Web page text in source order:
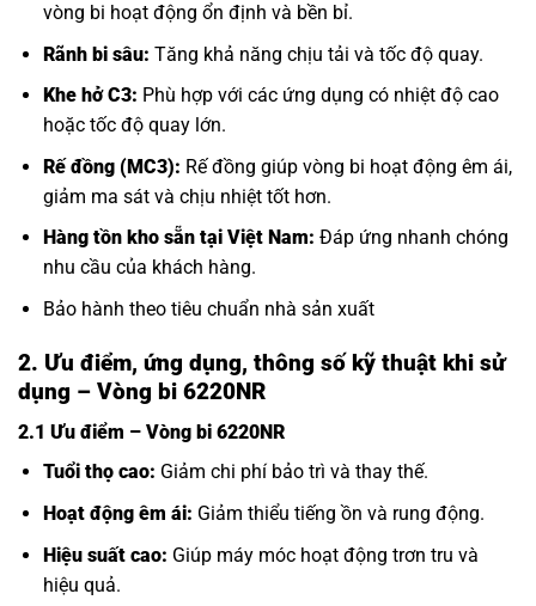
vòng bi hoạt động ổn định và bền bỉ.
Rãnh bi sâu: Tăng khả năng chịu tải và tốc độ quay.
Khe hở C3: Phù hợp với các ứng dụng có nhiệt độ cao
hoặc tốc độ quay lớn.
Rế đồng (MC3): Rế đồng giúp vòng bi hoạt động êm ái,
giảm ma sát và chịu nhiệt tốt hơn.
Hàng tồn kho sẵn tại Việt Nam: Đáp ứng nhanh chóng
nhu cầu của khách hàng.
Bảo hành theo tiêu chuẩn nhà sản xuất
2. Ưu điểm, ứng dụng, thông số kỹ thuật khi sử
dụng – Vòng bi 6220NR
2.1 Ưu điểm – Vòng bi 6220NR
Tuổi thọ cao: Giảm chi phí bảo trì và thay thế.
Hoạt động êm ái: Giảm thiểu tiếng ồn và rung động.
Hiệu suất cao: Giúp máy móc hoạt động trơn tru và
hiệu quả.